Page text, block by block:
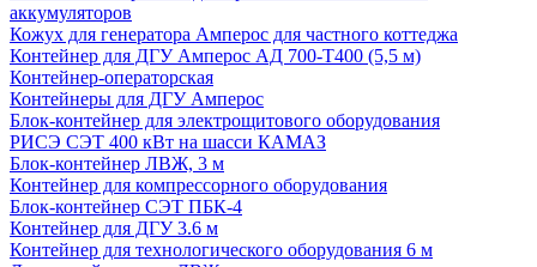
аккумуляторов
Кожух для генератора Амперос для частного коттеджа
Контейнер для ДГУ Амперос АД 700-Т400 (5,5 м)
Контейнер-операторская
Контейнеры для ДГУ Амперос
Блок-контейнер для электрощитового оборудования
РИСЭ СЭТ 400 кВт на шасси КАМАЗ
Блок-контейнер ЛВЖ, 3 м
Контейнер для компрессорного оборудования
Блок-контейнер СЭТ ПБК-4
Контейнер для ДГУ 3.6 м
Контейнер для технологического оборудования 6 м